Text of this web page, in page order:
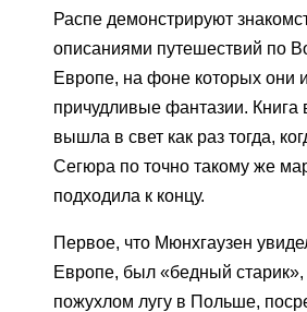
Распе демонстрируют
описаниями путешествий по
Европе, на фоне которых они
причудливые фантазии. Книга
вышла в свет как раз тогда,
Сегюра по точно такому же
подходила к концу.
Первое, что Мюнхгаузен
Европе, был «бедный
пожухлом лугу в Польше,